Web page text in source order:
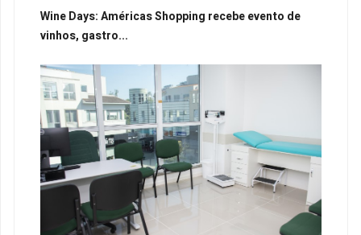
Wine Days: Américas Shopping recebe evento de
vinhos, gastro...